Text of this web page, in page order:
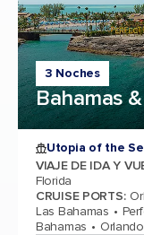
3 Noches
Bahamas
Utopia of the
VIAJE DE IDA Y
Florida
CRUISE PORTS:
Las Bahamas
Bahamas